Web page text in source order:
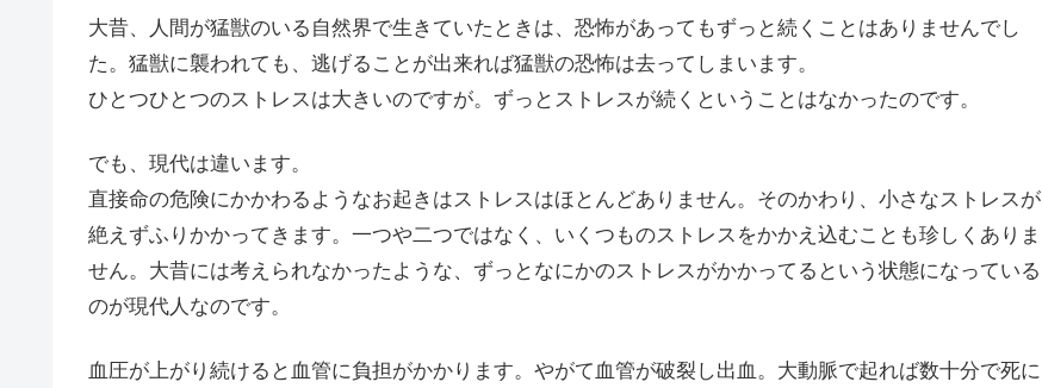
大昔、人間が猛獣のいる自然界で生きていたときは、恐怖があってもずっと続くことはありませんでし
た。猛獣に襲われても、逃げることが出来れば猛獣の恐怖は去ってしまいます。
ひとつひとつのストレスは大きいのですが。ずっとストレスが続くということはなかったのです。
でも、現代は違います。
直接命の危険にかかわるようなお起きはストレスはほとんどありません。そのかわり、小さなストレスが
絶えずふりかかってきます。一つや二つではなく、いくつものストレスをかかえ込むことも珍しくありま
せん。大昔には考えられなかったような、ずっとなにかのストレスがかかってるという状態になっている
のが現代人なのです。
血圧が上がり続けると血管に負担がかかります。やがて血管が破裂し出血。大動脈で起れば数十分で死に